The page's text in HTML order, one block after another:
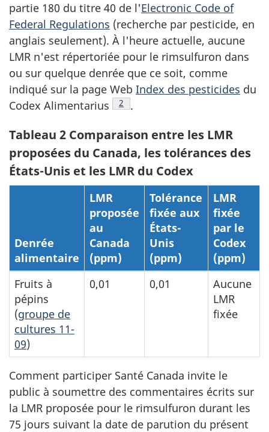
partie 180 du titre 40 de l'Electronic Code of
Federal Regulations (recherche par pesticide, en
anglais seulement). À l'heure actuelle, aucune
LMR n'est répertoriée pour le rimsulfuron dans
ou sur quelque denrée que ce soit, comme
indiqué sur la page Web Index des pesticides du
Codex Alimentarius
Note de bas de page
2 .
Tableau 2 Comparaison entre les LMR
proposées du Canada, les tolérances des
États-Unis et les LMR du Codex
Denrée
alimentaire
LMR
proposée
au
Canada
(ppm)
Tolérance
fixée aux
États-
Unis
(ppm)
LMR
fixée
par le
Codex
(ppm)
Fruits à
pépins
(groupe de
cultures 11-
09)
0,01 0,01
Aucune
LMR
fixée
Comment participer Santé Canada invite le
public à soumettre des commentaires écrits sur
la LMR proposée pour le rimsulfuron durant les
75 jours suivant la date de parution du présent